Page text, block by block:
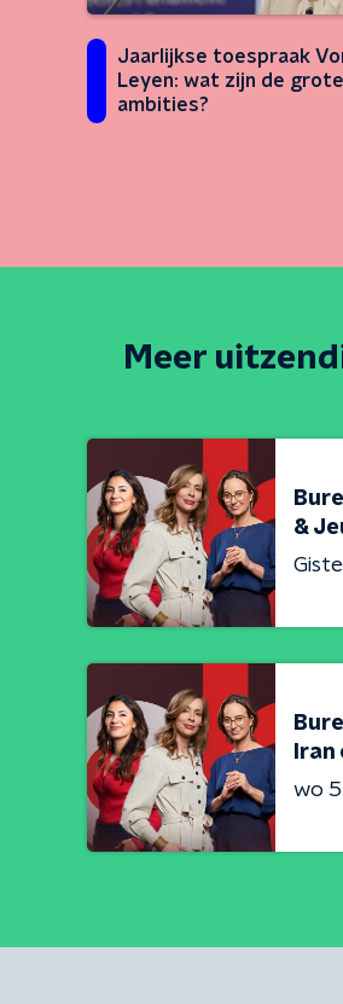
Jaarlijkse toespraak
Leyen: wat zijn de
ambities?
Meer
&
Iran
wo